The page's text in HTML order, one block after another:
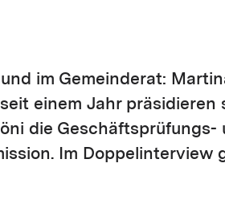
im Gemeinderat:
einem Jahr präsidieren
die Geschäftsprüfungs-
Im Doppel­interview